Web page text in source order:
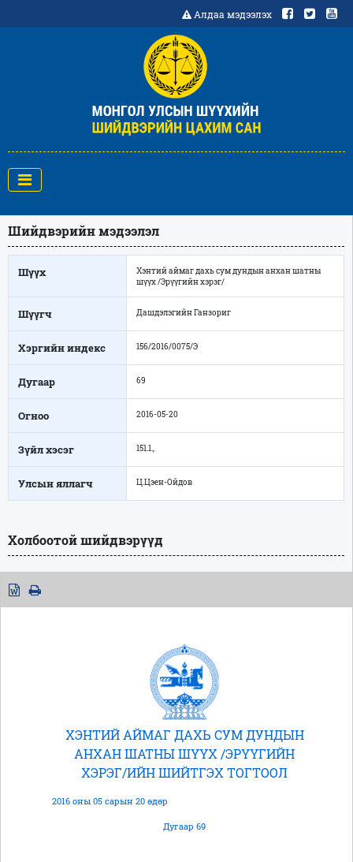
Алдаа мэдээлэх
Шийдвэрийн мэдээлэл
Шүүх
Хэнтий аймаг дахь сум дундын анхан шатны
шүүх /Эрүүгийн хэрэг/
Шүүгч Дашдэлэгийн Ганзориг
Хэргийн индекс 156/2016/0075/Э
Дугаар 69
Огноо 2016-05-20
Зүйл хэсэг 151.1.,
Улсын яллагч Ц.Цэен-Ойдов
Холбоотой шийдвэрүүд
ХЭНТИЙ АЙМАГ ДАХЬ СУМ ДУНДЫН
АНХАН ШАТНЫ ШҮҮХ /ЭРҮҮГИЙН
ХЭРЭГ/ИЙН ШИЙТГЭХ ТОГТООЛ
2016 оны 05 сарын 20 өдөр
Дугаар 69